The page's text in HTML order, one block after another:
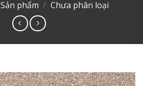
Sản phẩm / Chưa phân loại